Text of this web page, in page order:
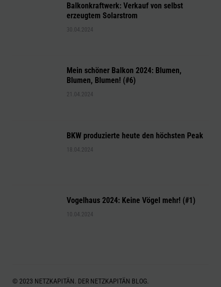
Balkonkraftwerk: Verkauf von selbst
erzeugtem Solarstrom
30.04.2024
Mein schöner Balkon 2024: Blumen,
Blumen, Blumen! (#6)
21.04.2024
BKW produzierte heute den höchsten Peak
18.04.2024
Vogelhaus 2024: Keine Vögel mehr! (#1)
10.04.2024
© 2023 NETZKAPITÄN. DER NETZKAPITÄN BLOG.